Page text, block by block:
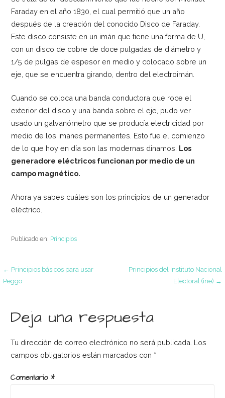
Faraday en el año 1830, el cual permitió que un año
después de la creación del conocido Disco de Faraday.
Este disco consiste en un imán que tiene una forma de U,
con un disco de cobre de doce pulgadas de diámetro y
1/5 de pulgas de espesor en medio y colocado sobre un
eje, que se encuentra girando, dentro del electroimán.
Cuando se coloca una banda conductora que roce el
exterior del disco y una banda sobre el eje, pudo ver
usado un galvanómetro que se producía electricidad por
medio de los imanes permanentes. Esto fue el comienzo
de lo que hoy en día son las modernas dinamos. Los
generadore eléctricos funcionan por medio de un
campo magnético.
Ahora ya sabes cuáles son los principios de un generador
eléctrico.
Publicado en: Principios
Navegación
de
entradas
← Principios básicos para usar
Peggo
Principios del Instituto Nacional
Electoral (ine) →
Deja una respuesta
Tu dirección de correo electrónico no será publicada. Los
campos obligatorios están marcados con *
Comentario *